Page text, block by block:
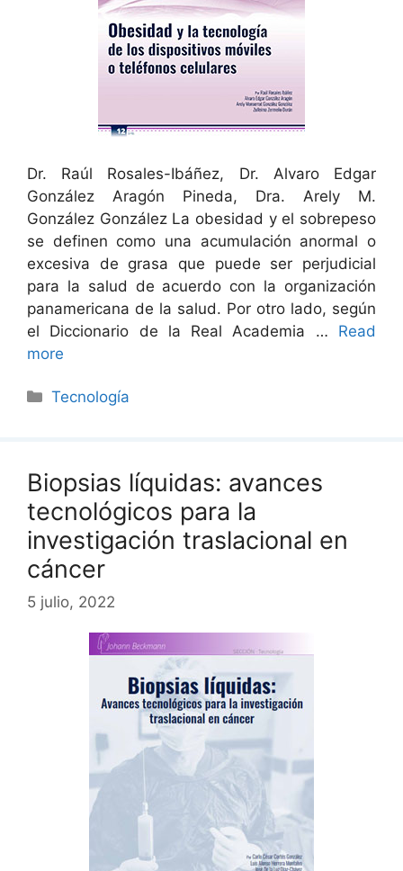
Dr. Raúl Rosales-Ibáñez, Dr. Alvaro Edgar
González Aragón Pineda, Dra. Arely M.
González González La obesidad y el sobrepeso
se definen como una acumulación anormal o
excesiva de grasa que puede ser perjudicial
para la salud de acuerdo con la organización
panamericana de la salud. Por otro lado, según
el Diccionario de la Real Academia … Read
more
Categorías
Tecnología
Biopsias líquidas: avances
tecnológicos para la
investigación traslacional en
cáncer
5 julio, 2022